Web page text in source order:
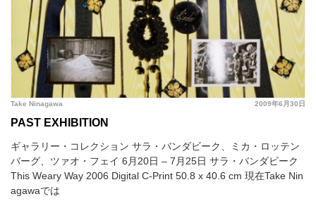
2009年6月30日
Take Ninagawa
PAST EXHIBITION
ギャラリー・コレクション サラ・バンダビーク、ミカ・ロッテン
バーグ、ツァオ・フェイ 6月20日 – 7月25日 サラ・バンダビーク
This Weary Way 2006 Digital C-Print 50.8 x 40.6 cm 現在Take Nin
agawaでは